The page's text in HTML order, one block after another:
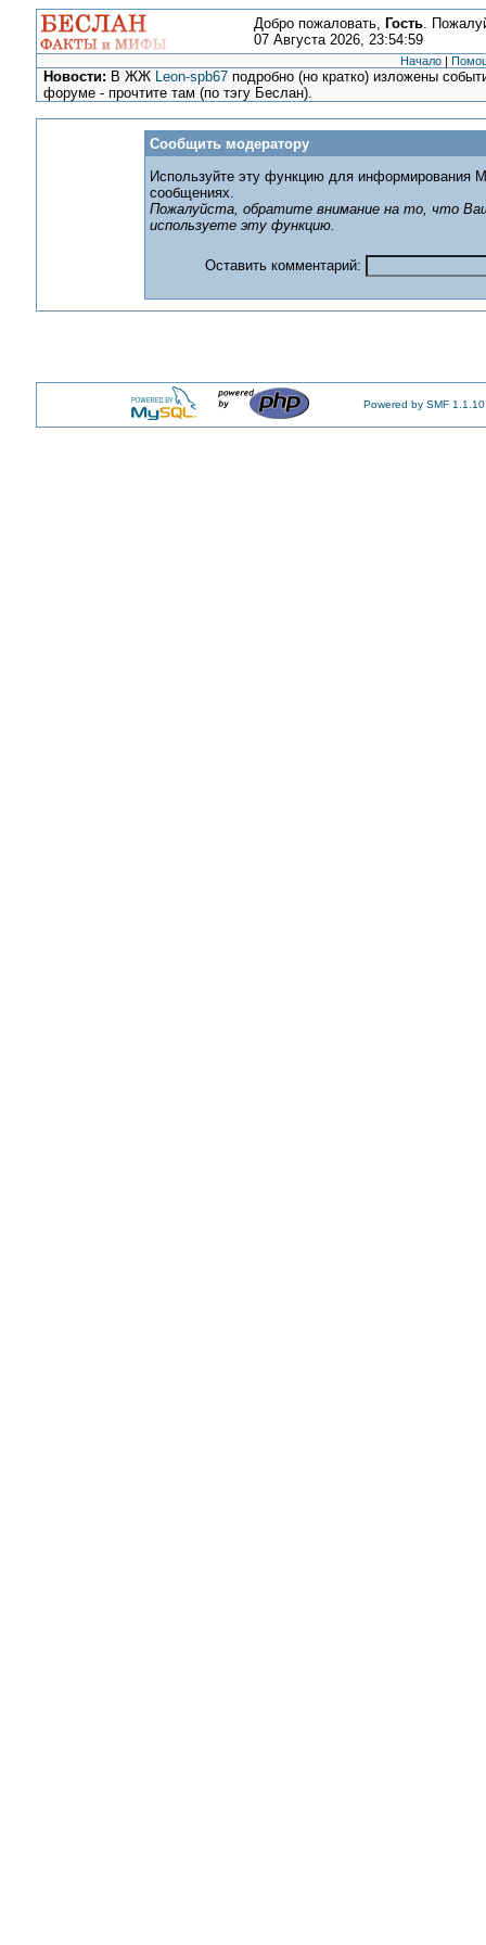
Добро пожаловать, Гость.
07 Августа 2026, 23:54:59
Начало |
Новости: В ЖЖ Leon-spb67 подробно (но кратко) изложены
форуме - прочтите там (по тэгу Беслан).
Сообщить модератору
Используйте эту функцию для информирования
сообщениях.
Пожалуйста, обратите внимание на то, что
используете эту функцию.
Оставить комментарий:
Powered by SMF 1.1.10